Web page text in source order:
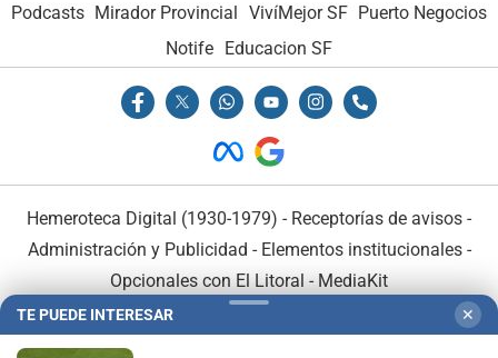
Podcasts Mirador Provincial VivíMejor SF Puerto Negocios
Notife Educacion SF
Hemeroteca Digital (1930-1979) - Receptorías de avisos -
Administración y Publicidad - Elementos institucionales-
Opcionales con El Litoral - MediaKit
TE PUEDE INTERESAR ✕